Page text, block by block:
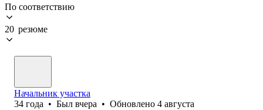
По соответствию
20 резюме
Начальник участка
34 года • Был вчера • Обновлено 4 августа